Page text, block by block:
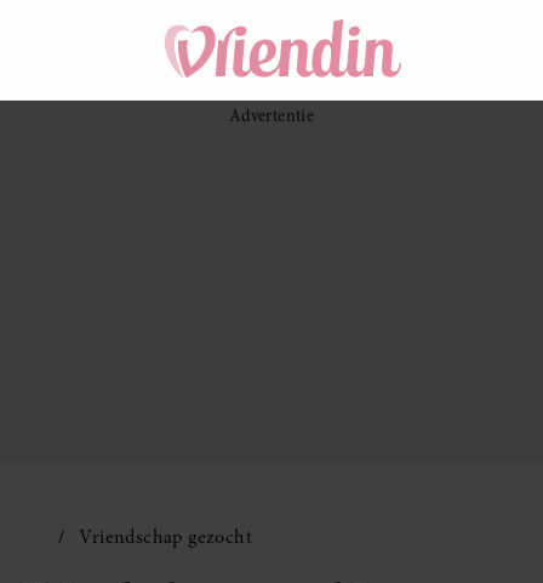
Vriendschap gezocht